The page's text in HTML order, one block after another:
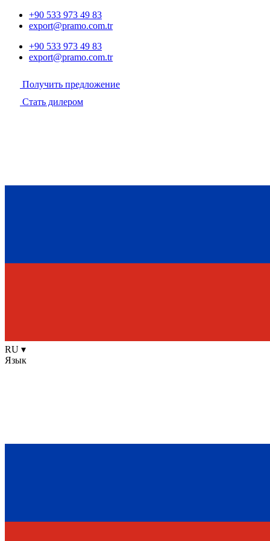
+90 533 973 49 83
export@pramo.com.tr
+90 533 973 49 83
export@pramo.com.tr
Получить предложение
Стать дилером
RU ▾
Язык